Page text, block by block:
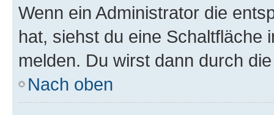
Wenn ein Administrator die
hat, siehst du eine Schaltfläche
melden. Du wirst dann durch
Nach oben